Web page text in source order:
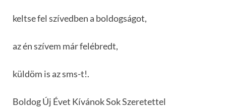
keltse fel szívedben a boldogságot,
az én szívem már felébredt,
küldöm is az sms-t!.
Boldog Új Évet Kívánok Sok Szeretettel